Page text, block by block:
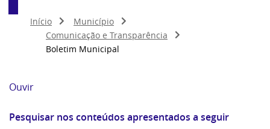
Início
Município
Comunicação e Transparência
Boletim Municipal
Ouvir
Pesquisar nos conteúdos apresentados a seguir